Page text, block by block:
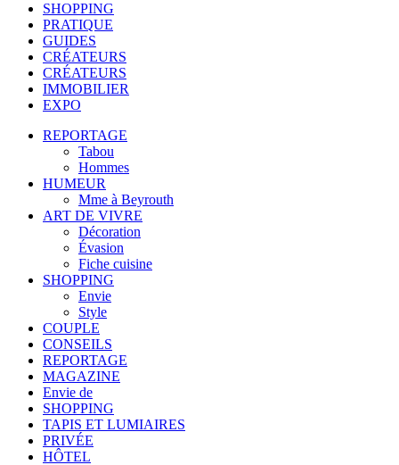
SHOPPING
PRATIQUE
GUIDES
CRÉATEURS
CRÉATEURS
IMMOBILIER
EXPO
REPORTAGE
Tabou
Hommes
HUMEUR
Mme à Beyrouth
ART DE VIVRE
Décoration
Évasion
Fiche cuisine
SHOPPING
Envie
Style
COUPLE
CONSEILS
REPORTAGE
MAGAZINE
Envie de
SHOPPING
TAPIS ET LUMIAIRES
PRIVÉE
HÔTEL